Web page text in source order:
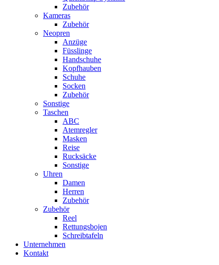
Zubehör
Kameras
Zubehör
Neopren
Anzüge
Füsslinge
Handschuhe
Kopfhauben
Schuhe
Socken
Zubehör
Sonstige
Taschen
ABC
Atemregler
Masken
Reise
Rucksäcke
Sonstige
Uhren
Damen
Herren
Zubehör
Zubehör
Reel
Rettungsbojen
Schreibtafeln
Unternehmen
Kontakt